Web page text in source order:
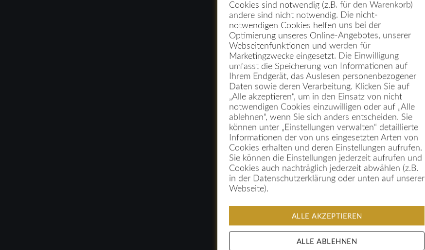
garden
Cookies sind notwendig (z.B. für den Warenkorb)
andere sind nicht notwendig. Die nicht-
notwendigen Cookies helfen uns bei der
Optimierung unseres Online-Angebotes, unserer
Webseitenfunktionen und werden für
Marketingzwecke eingesetzt. Die Einwilligung
umfasst die Speicherung von Informationen auf
Ihrem Endgerät, das Auslesen personenbezogener
Daten sowie deren Verarbeitung. Klicken Sie auf
„Alle akzeptieren“, um in den Einsatz von nicht
notwendigen Cookies einzuwilligen oder auf „Alle
ablehnen“, wenn Sie sich anders entscheiden. Sie
können unter „Einstellungen verwalten“ detaillierte
Informationen der von uns eingesetzten Arten von
Cookies erhalten und deren Einstellungen aufrufen.
Sie können die Einstellungen jederzeit aufrufen und
Cookies auch nachträglich jederzeit abwählen (z.B.
in der Datenschutzerklärung oder unten auf unserer
Webseite).
ALLE AKZEPTIEREN
ALLE ABLEHNEN